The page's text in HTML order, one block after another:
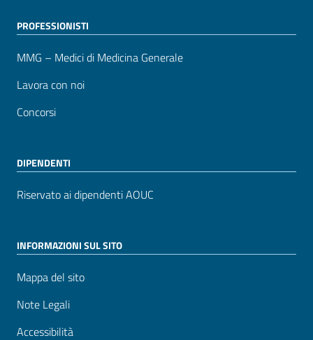
PROFESSIONISTI
MMG – Medici di Medicina Generale
Lavora con noi
Concorsi
DIPENDENTI
Riservato ai dipendenti AOUC
INFORMAZIONI SUL SITO
Mappa del sito
Note Legali
Accessibilità